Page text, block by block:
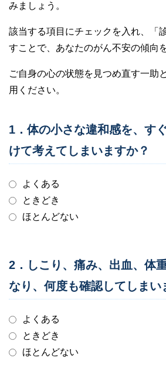
みましょう。
該当する項目にチェックを入れ、「
すことで、あなたのがん不安の傾向
ご自身の心の状態を見つめ直す一助
用ください。
1．体の小さな違和感を、す
けて考えてしまいますか？
よくある
ときどき
ほとんどない
2．しこり、痛み、出血、体
なり、何度も確認してしまい
よくある
ときどき
ほとんどない